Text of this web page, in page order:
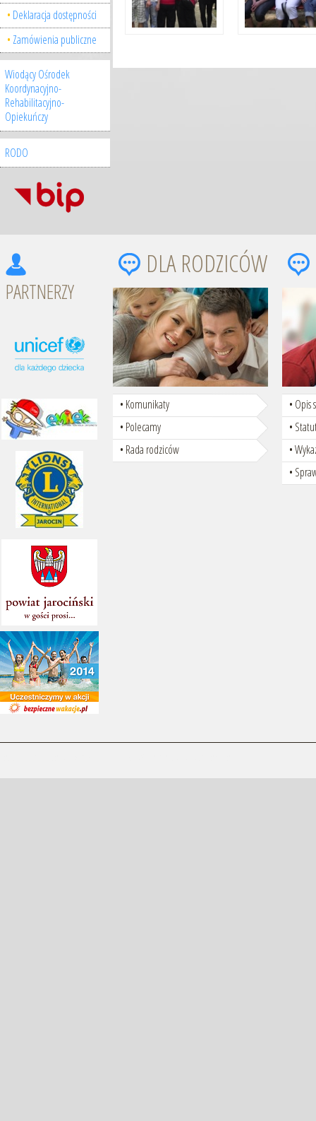
Deklaracja dostępności
Zamówienia publiczne
Wiodący Ośrodek
Koordynacyjno-
Rehabilitacyjno-
Opiekuńczy
RODO
PARTNERZY
DLA RODZICÓW
Komunikaty
Polecamy
Rada rodziców
Opis